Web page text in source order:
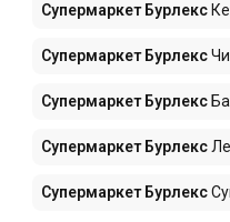
Супермаркет Бурлекс
Супермаркет Бурлекс
Супермаркет Бурлекс
Супермаркет Бурлекс
Супермаркет Бурлекс